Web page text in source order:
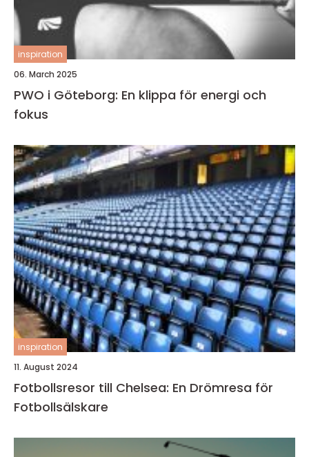
inspiration
06. March 2025
PWO i Göteborg: En klippa för energi och
fokus
inspiration
11. August 2024
Fotbollsresor till Chelsea: En Drömresa för
Fotbollsälskare